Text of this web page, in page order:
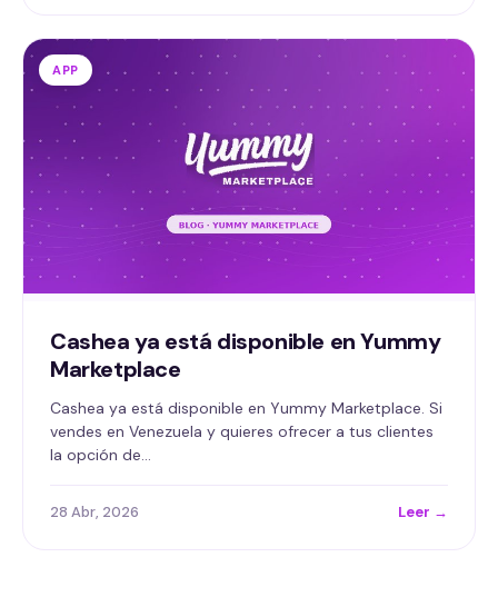
APP
Cashea ya está disponible en Yummy
Marketplace
Cashea ya está disponible en Yummy Marketplace. Si
vendes en Venezuela y quieres ofrecer a tus clientes
la opción de…
28 Abr, 2026 Leer →